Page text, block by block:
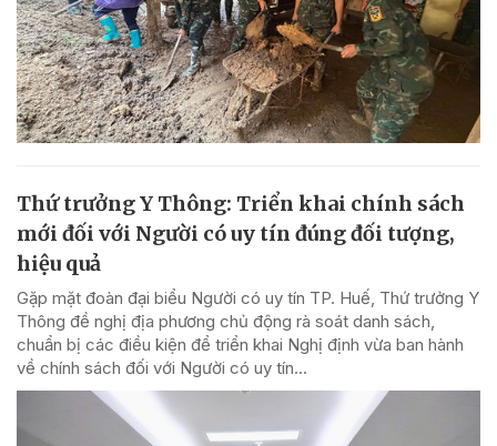
Thứ trưởng Y Thông: Triển khai chính sách
mới đối với Người có uy tín đúng đối tượng,
hiệu quả
Gặp mặt đoàn đại biểu Người có uy tín TP. Huế, Thứ trưởng Y
Thông đề nghị địa phương chủ động rà soát danh sách,
chuẩn bị các điều kiện để triển khai Nghị định vừa ban hành
về chính sách đối với Người có uy tín...